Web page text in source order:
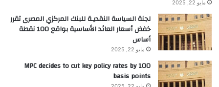
مايو 22, 2025
لجنة السياسة النقديـة للبنك المركزي المصرى تقرر
خفض أسعار العائد الأساسية بواقع 100 نقطة
أساس
مايو 22, 2025
MPC decides to cut key policy rates by 100
basis points